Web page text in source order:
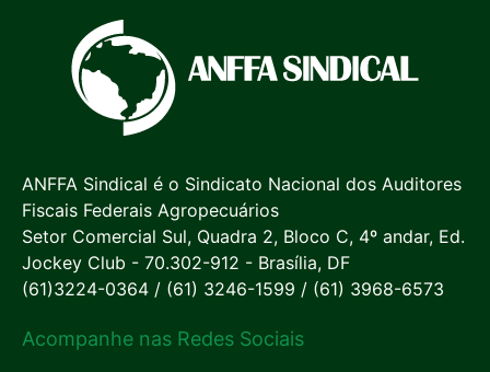
ANFFA Sindical é o Sindicato Nacional dos Auditores
Fiscais Federais Agropecuários
Setor Comercial Sul, Quadra 2, Bloco C, 4º andar, Ed.
Jockey Club - 70.302-912 - Brasília, DF
(61)3224-0364 / (61) 3246-1599 / (61) 3968-6573
Acompanhe nas Redes Sociais